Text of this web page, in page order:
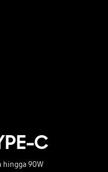
C
hingga 90W